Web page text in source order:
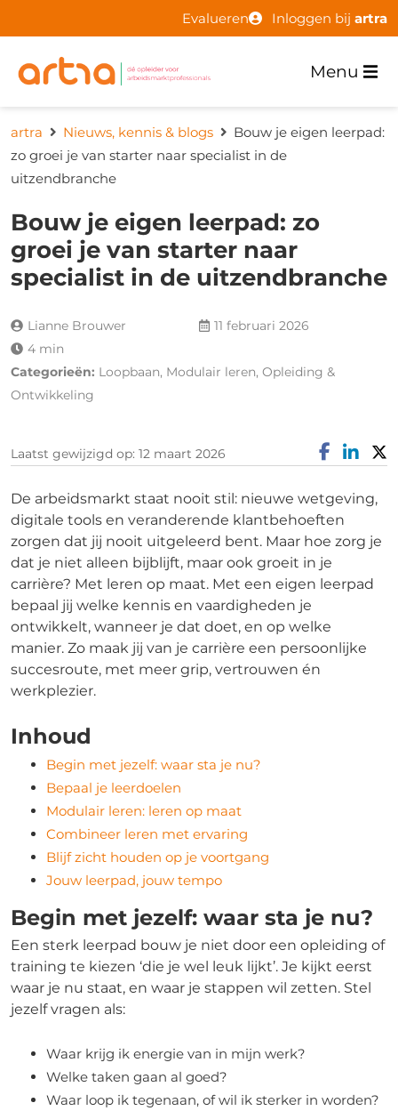
Evalueren Inloggen bij artra
Menu
artra Nieuws, kennis & blogs
Bouw je eigen leerpad:
zo groei je van starter naar specialist in de
uitzendbranche
Bouw je eigen leerpad: zo
groei je van starter naar
specialist in de uitzendbranche
Lianne Brouwer
11 februari 2026
4 min
Categorieën: Loopbaan, Modulair leren, Opleiding &
Ontwikkeling
Laatst gewijzigd op: 12 maart 2026
De arbeidsmarkt staat nooit stil: nieuwe wetgeving,
digitale tools en veranderende klantbehoeften
zorgen dat jij nooit uitgeleerd bent. Maar hoe zorg je
dat je niet alleen bijblijft, maar ook groeit in je
carrière? Met leren op maat. Met een eigen leerpad
bepaal jij welke kennis en vaardigheden je
ontwikkelt, wanneer je dat doet, en op welke
manier. Zo maak jij van je carrière een persoonlijke
succesroute, met meer grip, vertrouwen én
werkplezier.
Inhoud
Begin met jezelf: waar sta je nu?
Bepaal je leerdoelen
Modulair leren: leren op maat
Combineer leren met ervaring
Blijf zicht houden op je voortgang
Jouw leerpad, jouw tempo
Begin met jezelf: waar sta je nu?
Een sterk leerpad bouw je niet door een opleiding of
training te kiezen ‘die je wel leuk lijkt’. Je kijkt eerst
waar je nu staat, en waar je stappen wil zetten. Stel
jezelf vragen als:
Waar krijg ik energie van in mijn werk?
Welke taken gaan al goed?
Waar loop ik tegenaan, of wil ik sterker in worden?